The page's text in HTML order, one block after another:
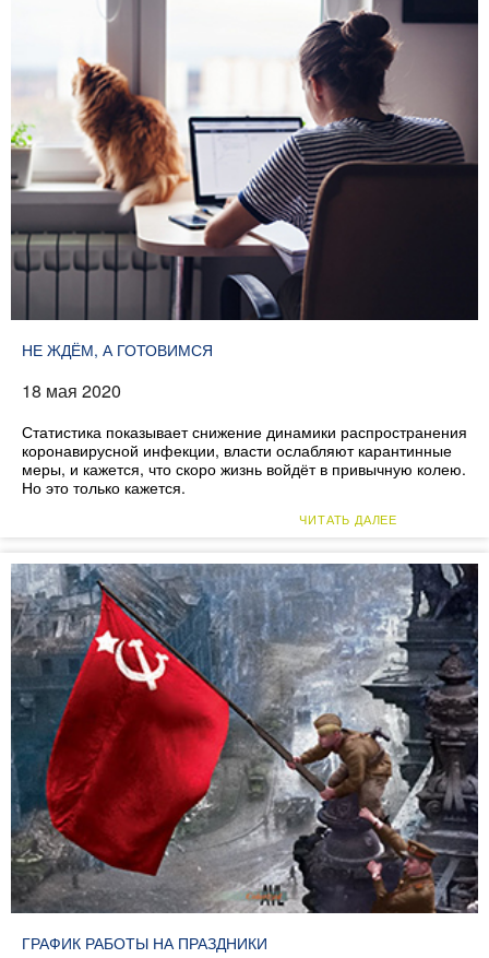
НЕ ЖДЁМ, А ГОТОВИМСЯ
18 мая 2020
Статистика показывает снижение динамики распространения
коронавирусной инфекции, власти ослабляют карантинные
меры, и кажется, что скоро жизнь войдёт в привычную колею.
Но это только кажется.
ЧИТАТЬ ДАЛЕЕ
ГРАФИК РАБОТЫ НА ПРАЗДНИКИ